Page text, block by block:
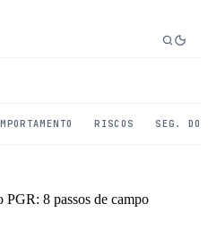
RISCOS SEG. DO
8 passos de campo